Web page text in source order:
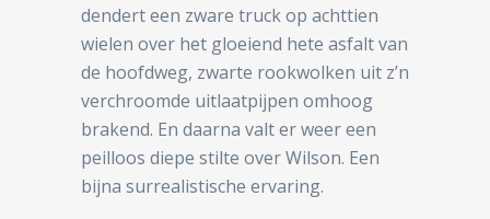
dendert een zware truck op achttien
wielen over het gloeiend hete asfalt van
de hoofdweg, zwarte rookwolken uit z’n
verchroomde uitlaatpijpen omhoog
brakend. En daarna valt er weer een
peilloos diepe stilte over Wilson. Een
bijna surrealistische ervaring.